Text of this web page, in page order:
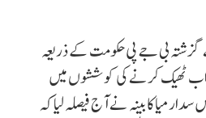
بی جے پی حکومت کے ذریعہ
اب ٹھیک کرنے کی کوششوں میں
کابینہ نے آج فیصلہ لیا کہ